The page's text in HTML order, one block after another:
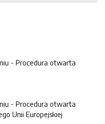
- Procedura otwarta
- Procedura otwarta
Unii Europejskiej